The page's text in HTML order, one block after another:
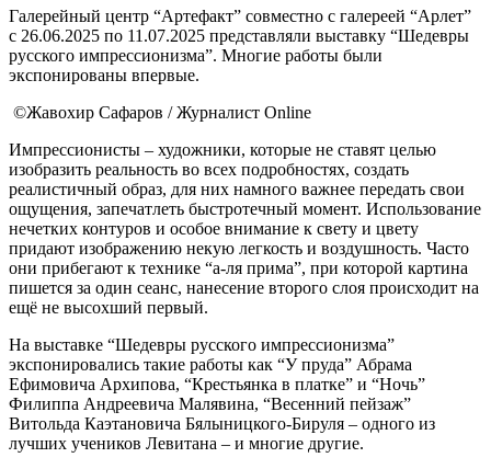
Галерейный центр “Артефакт” совместно с галереей “Арлет”
с 26.06.2025 по 11.07.2025 представляли выставку “Шедевры
русского импрессионизма”. Многие работы были
экспонированы впервые.
©Жавохир Сафаров / Журналист Online
Импрессионисты – художники, которые не ставят целью
изобразить реальность во всех подробностях, создать
реалистичный образ, для них намного важнее передать свои
ощущения, запечатлеть быстротечный момент. Использование
нечетких контуров и особое внимание к свету и цвету
придают изображению некую легкость и воздушность. Часто
они прибегают к технике “а-ля прима”, при которой картина
пишется за один сеанс, нанесение второго слоя происходит на
ещё не высохший первый.
На выставке “Шедевры русского импрессионизма”
экспонировались такие работы как “У пруда” Абрама
Ефимовича Архипова, “Крестьянка в платке” и “Ночь”
Филиппа Андреевича Малявина, “Весенний пейзаж”
Витольда Каэтановича Бялыницкого-Бируля – одного из
лучших учеников Левитана – и многие другие.